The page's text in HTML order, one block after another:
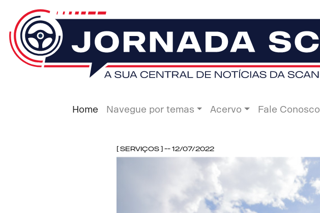
Home Navegue por temas Acervo Fale Conosco
[ Serviços ] -- 12/07/2022